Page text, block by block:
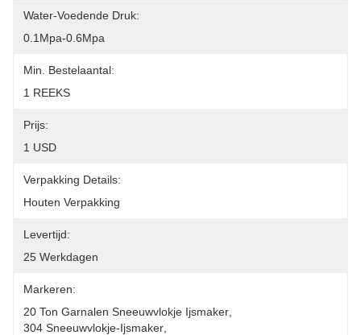
Water-Voedende Druk:
0.1Mpa-0.6Mpa
Min. Bestelaantal:
1 REEKS
Prijs:
1 USD
Verpakking Details:
Houten Verpakking
Levertijd:
25 Werkdagen
Markeren:
20 Ton Garnalen Sneeuwvlokje Ijsmaker
304 Sneeuwvlokje-Ijsmaker